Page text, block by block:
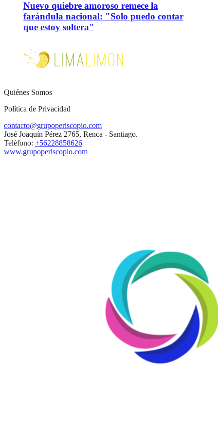
Nuevo quiebre amoroso remece la
farándula nacional: "Solo puedo contar
que estoy soltera"
Quiénes Somos
Política de Privacidad
contacto@grupoperiscopio.com
José Joaquín Pérez 2765, Renca - Santiago.
Teléfono: +56228858626
www.grupoperiscopio.com